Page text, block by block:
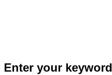
Enter your keyword